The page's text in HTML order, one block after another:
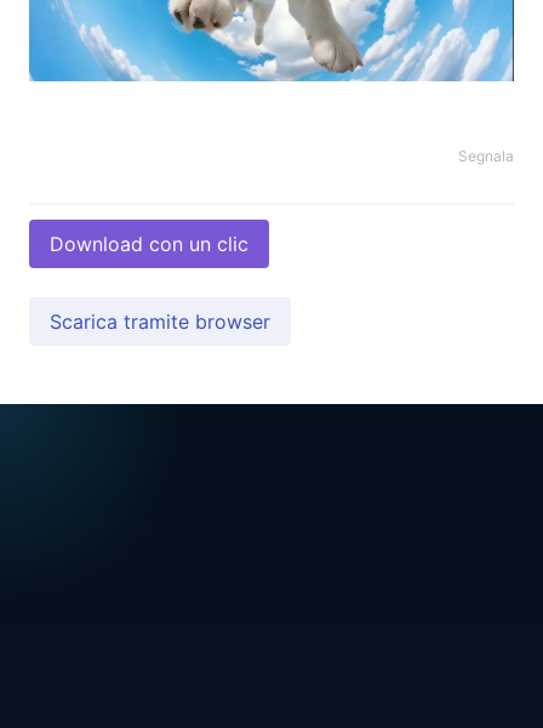
Segnala
Download con un clic
Scarica tramite browser